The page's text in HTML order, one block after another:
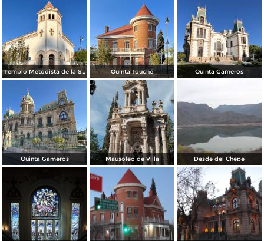
Templo Metodista de la Santísima Trinidad. Quinta Touché Quinta Gameros
Quinta Gameros Mausoleo de Villa Desde del Chepe